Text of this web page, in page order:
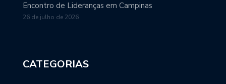
Encontro de Lideranças em Campinas
26 de julho de 2026
CATEGORIAS